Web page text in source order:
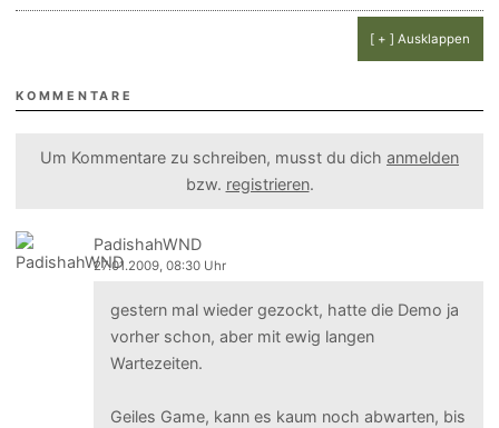
[ + ] Ausklappen
KOMMENTARE
Um Kommentare zu schreiben, musst du dich anmelden
bzw. registrieren.
PadishahWND
27.01.2009, 08:30 Uhr
gestern mal wieder gezockt, hatte die Demo ja
vorher schon, aber mit ewig langen
Wartezeiten.
Geiles Game, kann es kaum noch abwarten, bis